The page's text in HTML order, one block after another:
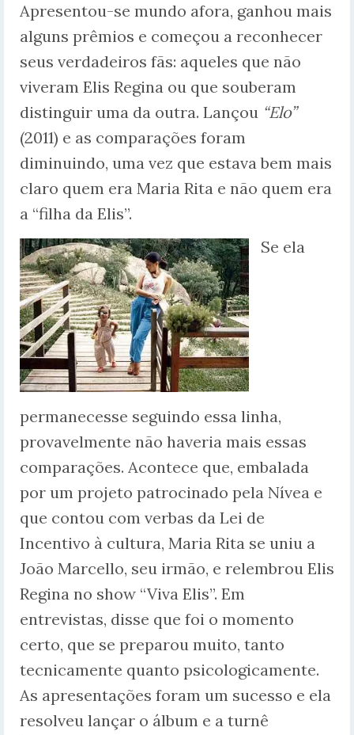
Apresentou-se mundo afora, ganhou mais
alguns prêmios e começou a reconhecer
seus verdadeiros fãs: aqueles que não
viveram Elis Regina ou que souberam
distinguir uma da outra. Lançou “Elo”
(2011) e as comparações foram
diminuindo, uma vez que estava bem mais
claro quem era Maria Rita e não quem era
a “filha da Elis”.
Se ela
permanecesse seguindo essa linha,
provavelmente não haveria mais essas
comparações. Acontece que, embalada
por um projeto patrocinado pela Nívea e
que contou com verbas da Lei de
Incentivo à cultura, Maria Rita se uniu a
João Marcello, seu irmão, e relembrou Elis
Regina no show “Viva Elis”. Em
entrevistas, disse que foi o momento
certo, que se preparou muito, tanto
tecnicamente quanto psicologicamente.
As apresentações foram um sucesso e ela
resolveu lançar o álbum e a turnê